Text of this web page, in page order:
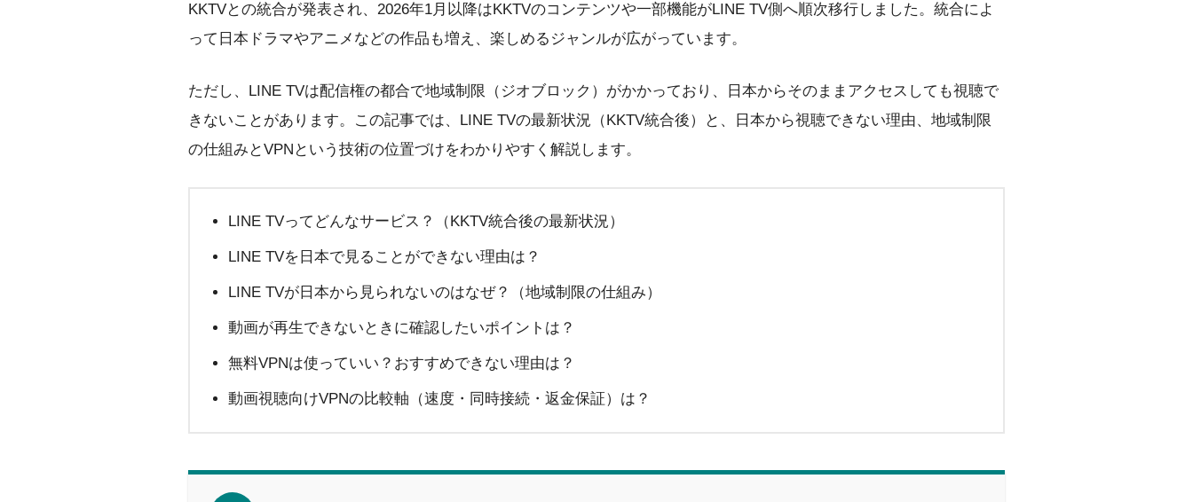
KKTVとの統合が発表され、2026年1月以降はKKTVのコンテンツや一部機能がLINE TV側へ順次移行しました。統合によ
って日本ドラマやアニメなどの作品も増え、楽しめるジャンルが広がっています。
ただし、LINE TVは配信権の都合で地域制限（ジオブロック）がかかっており、日本からそのままアクセスしても視聴で
きないことがあります。この記事では、LINE TVの最新状況（KKTV統合後）と、日本から視聴できない理由、地域制限
の仕組みとVPNという技術の位置づけをわかりやすく解説します。
LINE TVってどんなサービス？（KKTV統合後の最新状況）
LINE TVを日本で見ることができない理由は？
LINE TVが日本から見られないのはなぜ？（地域制限の仕組み）
動画が再生できないときに確認したいポイントは？
無料VPNは使っていい？おすすめできない理由は？
動画視聴向けVPNの比較軸（速度・同時接続・返金保証）は？